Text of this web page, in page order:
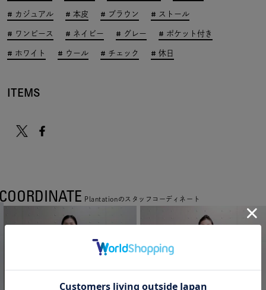
カジュアル 本皮 ブラウン ストール
ワンピース ネイビー グレー ポケット付き
ホワイト ウール チェック 休日
ITEMS
Plantationのスタッフコーディネート